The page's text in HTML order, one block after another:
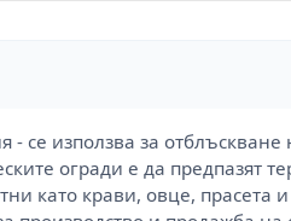
- се използва за
огради е да предпазят
като крави, овце, прасета